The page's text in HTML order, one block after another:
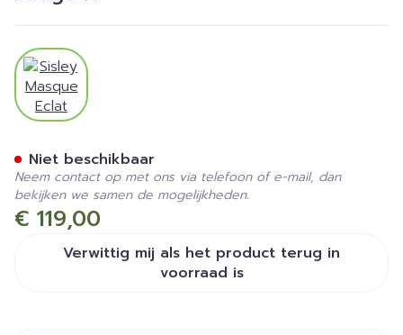
View larger image
€ 119,00
Verwittig mij als het product terug in
voorraad is
Niet beschikbaar
Neem contact op met ons via telefoon of e-mail, dan
bekijken we samen de mogelijkheden.